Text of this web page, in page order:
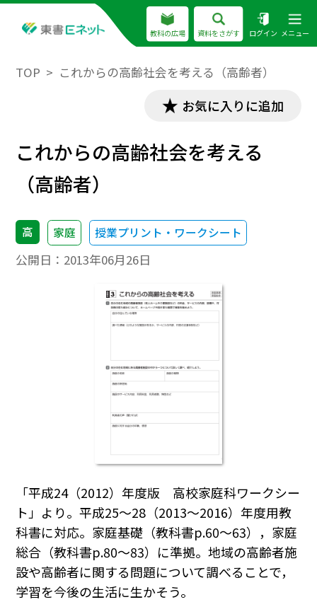
教科の広場 資料をさがす ログイン メニュー
TOP これからの高齢社会を考える（高齢者）
お気に入りに追加
これからの高齢社会を考える
（高齢者）
高 家庭 授業プリント・ワークシート
公開日： 2013年06月26日
「平成24（2012）年度版 高校家庭科ワークシー
ト」より。平成25～28（2013～2016）年度用教
科書に対応。家庭基礎（教科書p.60～63），家庭
総合（教科書p.80～83）に準拠。地域の高齢者施
設や高齢者に関する問題について調べることで，
学習を今後の生活に生かそう。